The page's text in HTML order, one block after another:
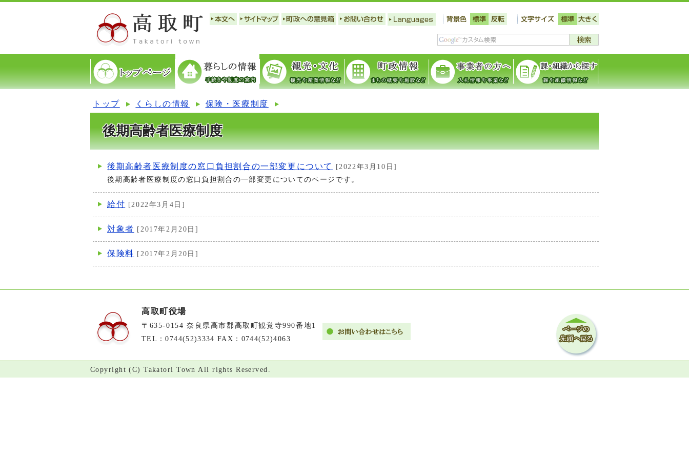
トップ くらしの情報 保険・医療制度
後期高齢者医療制度
後期高齢者医療制度の窓口負担割合の一部変更について
[2022年3月10日]
後期高齢者医療制度の窓口負担割合の一部変更についてのページです。
給付 [2022年3月4日]
対象者 [2017年2月20日]
保険料 [2017年2月20日]
高取町役場
〒635-0154 奈良県高市郡高取町観覚寺990番地1
TEL：0744(52)3334 FAX：0744(52)4063
Copyright (C) Takatori Town All rights Reserved.